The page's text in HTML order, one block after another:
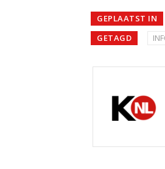
GEPLAATST IN
GETAGD